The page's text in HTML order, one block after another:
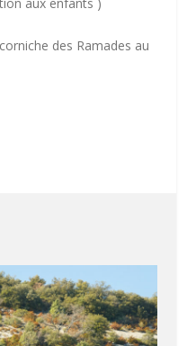
des Ramades au